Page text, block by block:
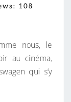
M
A
I
R
E
108
nous, le
au cinéma,
qui s’y